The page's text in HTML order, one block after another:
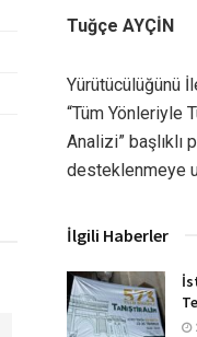
Tuğçe AYÇİN
Yürütücülüğünü
“Tüm Yönleriyle
Analizi” başlıklı
desteklenmeye
İlgili Haberler